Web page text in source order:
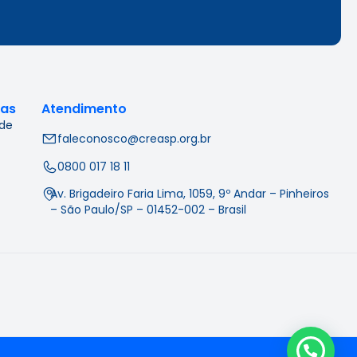
Atendimento
faleconosco@creasp.org.br
0800 017 18 11
Av. Brigadeiro Faria Lima, 1059, 9º Andar – Pinheiros
– São Paulo/SP – 01452-002 – Brasil